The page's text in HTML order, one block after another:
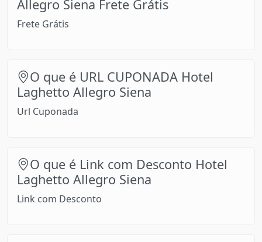
Allegro Siena Frete Grátis
Frete Grátis
O que é URL CUPONADA Hotel
Laghetto Allegro Siena
Url Cuponada
O que é Link com Desconto Hotel
Laghetto Allegro Siena
Link com Desconto